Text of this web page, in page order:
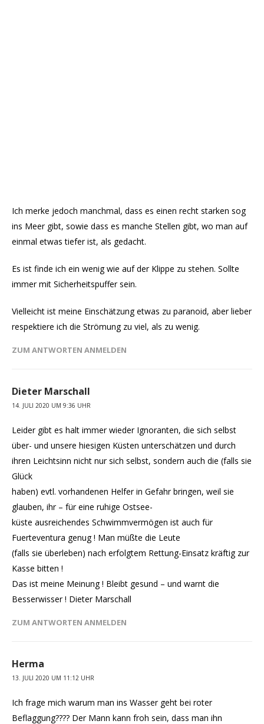
Ich merke jedoch manchmal, dass es einen recht starken sog
ins Meer gibt, sowie dass es manche Stellen gibt, wo man auf
einmal etwas tiefer ist, als gedacht.
Es ist finde ich ein wenig wie auf der Klippe zu stehen. Sollte
immer mit Sicherheitspuffer sein.
Vielleicht ist meine Einschätzung etwas zu paranoid, aber lieber
respektiere ich die Strömung zu viel, als zu wenig.
ZUM ANTWORTEN ANMELDEN
Dieter Marschall
14. JULI 2020 UM 9:36 UHR
Leider gibt es halt immer wieder Ignoranten, die sich selbst
über- und unsere hiesigen Küsten unterschätzen und durch
ihren Leichtsinn nicht nur sich selbst, sondern auch die (falls sie
Glück
haben) evtl. vorhandenen Helfer in Gefahr bringen, weil sie
glauben, ihr – für eine ruhige Ostsee-
küste ausreichendes Schwimmvermögen ist auch für
Fuerteventura genug ! Man müßte die Leute
(falls sie überleben) nach erfolgtem Rettung-Einsatz kräftig zur
Kasse bitten !
Das ist meine Meinung ! Bleibt gesund – und warnt die
Besserwisser ! Dieter Marschall
ZUM ANTWORTEN ANMELDEN
Herma
13. JULI 2020 UM 11:12 UHR
Ich frage mich warum man ins Wasser geht bei roter
Beflaggung???? Der Mann kann froh sein, dass man ihn